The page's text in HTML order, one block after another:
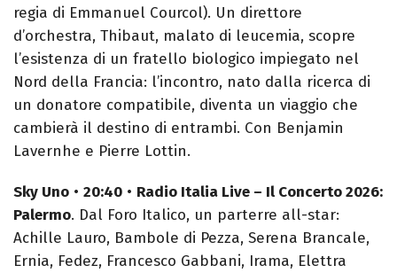
regia di Emmanuel Courcol). Un direttore
d’orchestra, Thibaut, malato di leucemia, scopre
l’esistenza di un fratello biologico impiegato nel
Nord della Francia: l’incontro, nato dalla ricerca di
un donatore compatibile, diventa un viaggio che
cambierà il destino di entrambi. Con Benjamin
Lavernhe e Pierre Lottin.
Sky Uno • 20:40 • Radio Italia Live – Il Concerto 2026:
Palermo. Dal Foro Italico, un parterre all-star:
Achille Lauro, Bambole di Pezza, Serena Brancale,
Ernia, Fedez, Francesco Gabbani, Irama, Elettra